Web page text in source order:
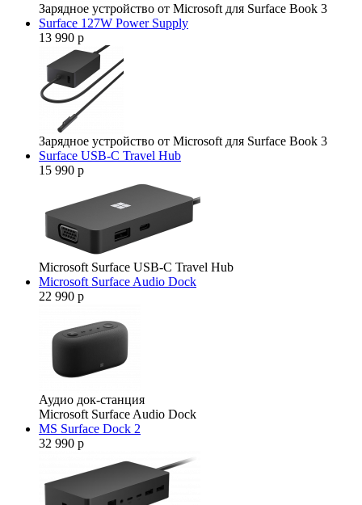
Зарядное устройство от Microsoft для Surface Book 3
Surface 127W Power Supply
13 990 р
Зарядное устройство от Microsoft для Surface Book 3
Surface USB-C Travel Hub
15 990 р
Microsoft Surface USB-C Travel Hub
Microsoft Surface Audio Dock
22 990 р
Аудио док-станция
Microsoft Surface Audio Dock
MS Surface Dock 2
32 990 р